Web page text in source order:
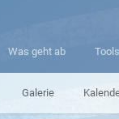
Galerie
Was geht ab Tools